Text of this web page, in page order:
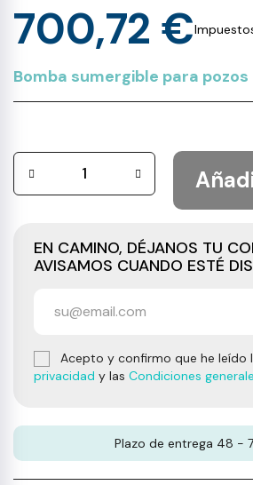
700,72 €
Bomba sumergible para
EN CAMINO, DÉJANOS TU
AVISAMOS CUANDO ESTÉ
Acepto y confirmo que he leído
privacidad y las Condiciones
Plazo de entrega 48 -